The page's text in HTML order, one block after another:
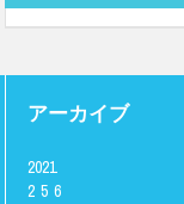
アーカイブ
2021
2 5 6